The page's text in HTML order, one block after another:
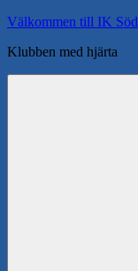
Hoppa
innehåll
Välkommen till IK
Klubben med hjärta